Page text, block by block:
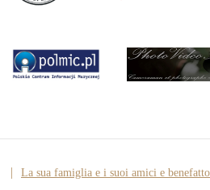
La sua famiglia e i suoi amici e